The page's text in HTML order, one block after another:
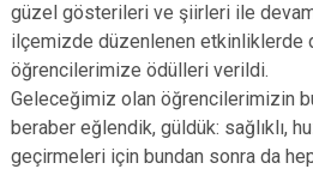
güzel gösterileri ve şiirleri ile
ilçemizde düzenlenen etkinliklerde
öğrencilerimize ödülleri verildi.
Geleceğimiz olan öğrencilerimizin
beraber eğlendik, güldük: sağlıklı,
geçirmeleri için bundan sonra da